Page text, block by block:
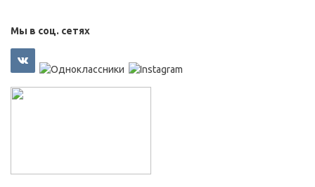
Мы в соц. сетях